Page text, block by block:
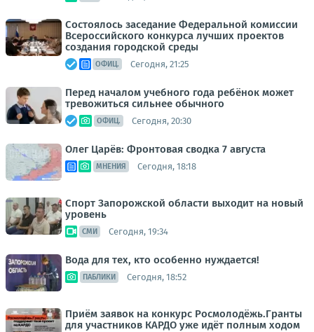
Состоялось заседание Федеральной комиссии
Всероссийского конкурса лучших проектов
создания городской среды
ОФИЦ. Сегодня, 21:25
Перед началом учебного года ребёнок может
тревожиться сильнее обычного
ОФИЦ. Сегодня, 20:30
Олег Царёв: Фронтовая сводка 7 августа
МНЕНИЯ Сегодня, 18:18
Спорт Запорожской области выходит на новый
уровень
СМИ Сегодня, 19:34
Вода для тех, кто особенно нуждается!
ПАБЛИКИ Сегодня, 18:52
Приём заявок на конкурс Росмолодёжь.Гранты
для участников КАРДО уже идёт полным ходом